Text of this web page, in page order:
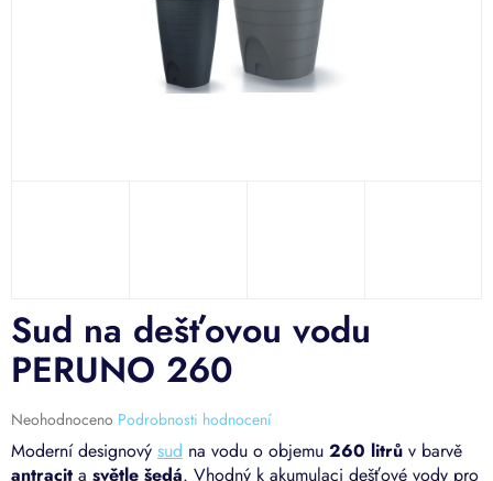
Moderní designový sud na vodu o objemu 260 litrů v barvě
antracit a světle šedá. Vhodný k akumulaci dešťové vody pro
Sud na dešťovou vodu
PERUNO 260
Průměrné
hodnocení
produktu
Neohodnoceno Podrobnosti hodnocení